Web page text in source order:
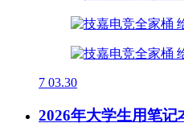
7 03.30
2026年大学生用笔